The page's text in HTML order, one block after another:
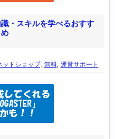
・スキルを学べるおすす
ットショップ, 無料, 運営サポート